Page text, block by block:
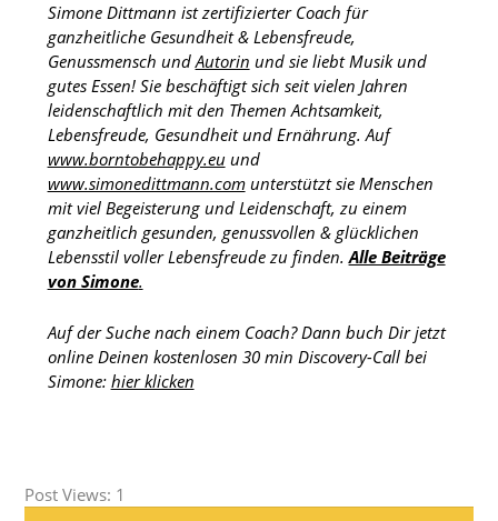
Simone Dittmann ist zertifizierter Coach für
ganzheitliche Gesundheit & Lebensfreude,
Genussmensch undAutorin und sie liebt Musik und
gutes Essen! Sie beschäftigt sich seit vielen Jahren
leidenschaftlich mit den Themen Achtsamkeit,
Lebensfreude, Gesundheit und Ernährung. Auf
www.borntobehappy.eu und
www.simonedittmann.comunterstützt sie Menschen
mit viel Begeisterung und Leidenschaft, zu einem
ganzheitlich gesunden, genussvollen & glücklichen
Lebensstil voller Lebensfreude zu finden.Alle Beiträge
von Simone.
Auf der Suche nach einem Coach? Dann buch Dir jetzt
online Deinen kostenlosen 30 min Discovery-Call bei
Simone: hier klicken
Post Views: 1